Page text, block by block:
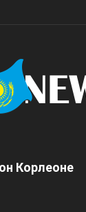
Корлеоне